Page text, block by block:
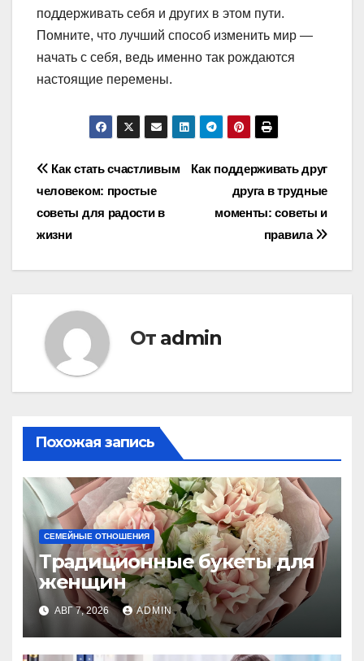
поддерживать себя и других в этом пути.
Помните, что лучший способ изменить мир —
начать с себя, ведь именно так рождаются
настоящие перемены.
Навигация
по
записям
Как поддерживать друг
друга в трудные
моменты: советы и
правила
Как стать счастливым
человеком: простые
советы для радости в
жизни
От admin
Похожая запись
СЕМЕЙНЫЕ ОТНОШЕНИЯ
Традиционные букеты для
женщин
АВГ 7, 2026 ADMIN